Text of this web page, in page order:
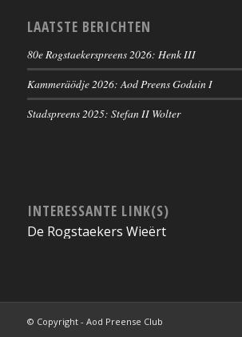
LAATSTE BERICHTEN
80e Rogstaekerspreens 2026: Henk III
Kammeräödje 2026: Aod Preens Godain I
Stadspreens 2025: Stefan II Wolter
INTERESSANTE LINK(S)
De Rogstaekers Wieërt
© Copyright - Aod Preense Club